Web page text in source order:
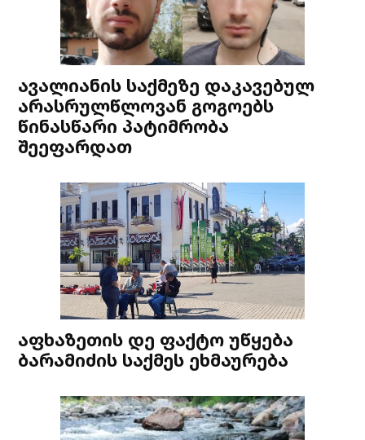
ავალიანის საქმეზე დაკავებულ
არასრულწლოვან გოგოებს
წინასწარი პატიმრობა
შეეფარდათ
აფხაზეთის დე ფაქტო უწყება
ბარამიძის საქმეს ეხმაურება